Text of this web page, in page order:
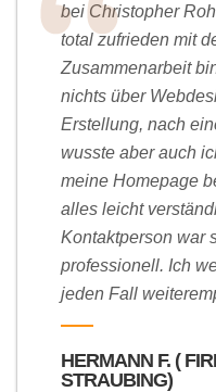
bei Christopher
total zufrieden mit
Zusammenarbeit
nichts über
Erstellung, nach
wusste aber auch
meine Homepage
alles leicht
Kontaktperson war
professionell. Ich
jeden Fall
HERMANN F. (
STRAUBING)